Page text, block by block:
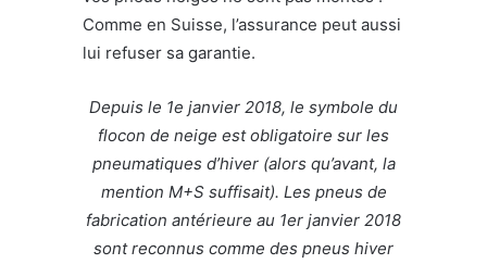
Comme en Suisse, l’assurance peut aussi
lui refuser sa garantie.
Depuis le 1e janvier 2018, le symbole du
flocon de neige est obligatoire sur les
pneumatiques d’hiver (alors qu’avant, la
mention M+S suffisait). Les pneus de
fabrication antérieure au 1er janvier 2018
sont reconnus comme des pneus hiver